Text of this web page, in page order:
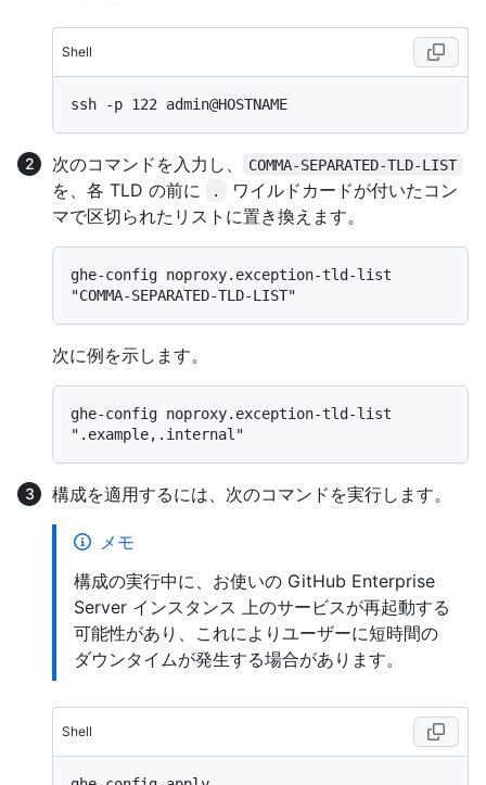
Shell
次のコマンドを入力し、 COMMA-SEPARATED-TLD-LIST
を、各 TLD の前に .
ワイルドカードが付いたコン
マで区切られたリストに置き換えます。
ghe-config noproxy.exception-tld-list
次に例を示します。
ghe-config noproxy.exception-tld-list
構成を適用するには、次のコマンドを実行します。
メモ
構成の実行中に、お使いの GitHub Enterprise
Server インスタンス 上のサービスが再起動する
可能性があり、これによりユーザーに短時間の
ダウンタイムが発生する場合があります。
Shell